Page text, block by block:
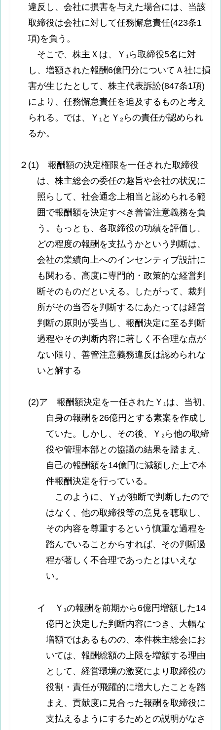
違反し、会社に損害を与えた場合には、当該
取締役は会社に対して任務懈怠責任(423条1
項)を負う。
そこで、株主Ｘは、Ｙ₁ら取締役5名に対
し、増額された報酬6億円分についてＡ社に損
害が生じたとして、株主代表訴訟(847条1項)
により、任務懈怠責任を追及するものと考え
られる。では、Ｙ₁とＹ₂らの責任が認められ
るか。
２(1) 報酬額の決定権限を一任された取締役
は、株主総会の委任の趣旨や会社の状況に
照らして、社会通念上相当と認められる範
囲で報酬額を決定すべき善管注意義務を負
う。もっとも、各取締役の功績を評価し、
どの程度の報酬を支払うかという判断は、
会社の業績向上へのインセンティブ設計に
も関わる、高度に専門的・政策的な経営判
断そのものだといえる。したがって、裁判
所がその当否を判断するにあたっては経営
判断の原則が妥当し、報酬決定に至る判断
過程やその判断内容に著しく不合理な点が
ない限り、善管注意義務違反は認められな
いと解する
(2)ア 報酬額決定を一任されたＹ₁は、当初、
自身の報酬を26億円とする素案を作成し
ていた。しかし、その後、Ｙ₂ら他の取締
役や管理本部との協議の結果を踏まえ、
自己の報酬額を14億円に減額した上で本
件報酬決定を行っている。
このように、Ｙ₁が独断で判断したので
はなく、他の取締役等の意見を聴取し、
その内容を尊重するという慎重な過程を
踏んでいることからすれば、その判断過
程が著しく不合理であったとはいえな
い。
イ Ｙ₁の報酬を前期から6億円増額した14
億円と決定した判断内容につき、大幅な
増額ではあるものの、本件株主総会にお
いては、報酬総額の上限を増額する理由
として、経営環境の激変により取締役の
役割・責任が飛躍的に増大したことを踏
まえ、貢献度に見合った報酬を取締役に
支払えるようにするためとの説明がなさ